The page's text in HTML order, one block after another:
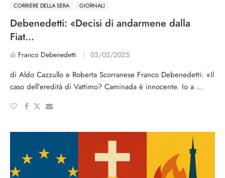
CORRIERE DELLA SERA GIORNALI
Debenedetti: «Decisi di andarmene dalla
Fiat…
di Franco Debenedetti 03/02/2025
di Aldo Cazzullo e Roberta Scorranese Franco Debenedetti: «Il
caso dell’eredità di Vattimo? Caminada è innocente. Io a …